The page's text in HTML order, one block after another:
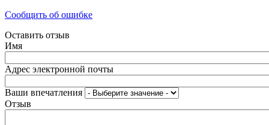
Сообщить об ошибке
Оставить отзыв
Имя
Адрес электронной почты
Ваши впечатления
Отзыв